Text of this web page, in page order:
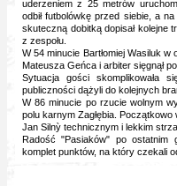
uderzeniem z 25 metrów
odbił futbolówkę przed siebie, a
skuteczną dobitką dopisał kolejne
z zespołu.
W 54 minucie Bartłomiej Wasiluk w
Mateusza Geńca i arbiter sięgnął
Sytuacja gości skomplikowała
publiczności dążyli do kolejnych
W 86 minucie po rzucie wolnym
polu karnym Zagłębia. Początkowo
Jan Silnỳ technicznym i lekkim
Radość "Pasiaków" po ostatnim
komplet punktów, na który czekali